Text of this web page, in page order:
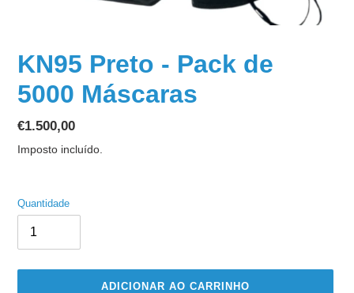
KN95 Preto - Pack de
5000 Máscaras
Preço
normal
€1.500,00
Imposto incluído.
Quantidade
ADICIONAR AO CARRINHO